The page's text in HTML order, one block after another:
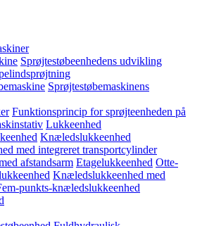
Sprøjtestøbeenhedens udvikling
Sprøjtestøbemaskinens
Funktionsprincip for sprøjteenheden på
Lukkeenhed
Knæledslukkeenhed
med integreret transportcylinder
afstandsarm Etagelukkeenhed Otte-
Knæledslukkeenhed med
punkts-knæledslukkeenhed